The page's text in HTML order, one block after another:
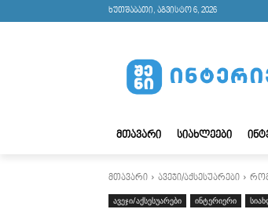
ხუთშაბათი, აგვისტო 6, 2026
ᲛᲗᲐᲕᲐᲠᲘ ᲡᲘᲐᲮᲚᲔᲔᲑᲘ
მთავარი ავეჯი/აქსესუარები
ავეჯი/აქსესუარები ინტერიერი